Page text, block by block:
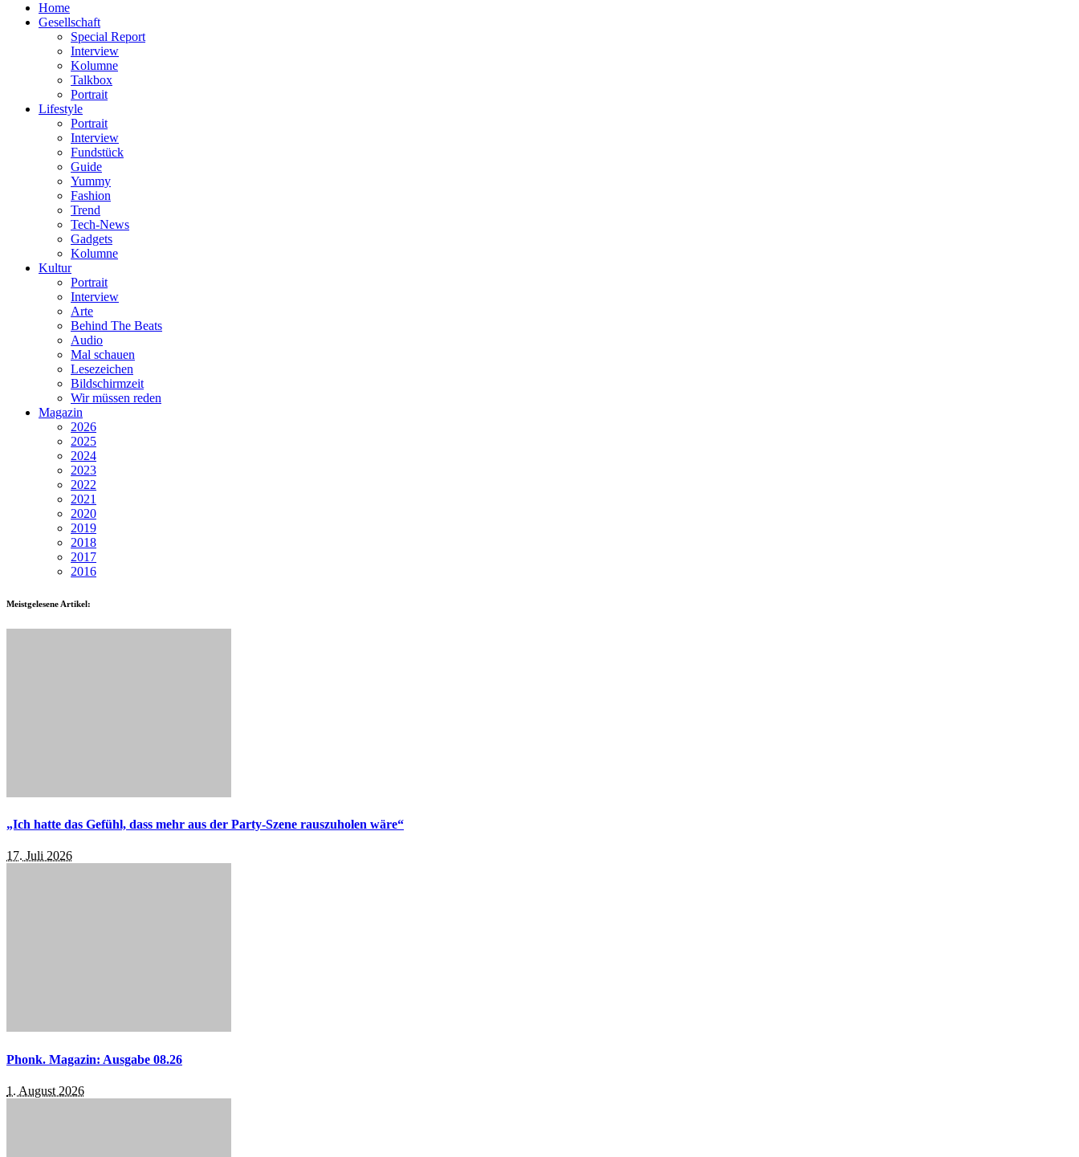
Home
Gesellschaft
Special Report
Interview
Kolumne
Talkbox
Portrait
Lifestyle
Portrait
Interview
Fundstück
Guide
Yummy
Fashion
Trend
Tech-News
Gadgets
Kolumne
Kultur
Portrait
Interview
Arte
Behind The Beats
Audio
Mal schauen
Lesezeichen
Bildschirmzeit
Wir müssen reden
Magazin
2026
2025
2024
2023
2022
2021
2020
2019
2018
2017
2016
Meistgelesene Artikel:
„Ich hatte das Gefühl, dass mehr aus der Party-Szene rauszuholen wäre“
17. Juli 2026
Phonk. Magazin: Ausgabe 08.26
1. August 2026